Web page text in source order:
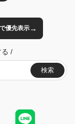
優先表示→
/
検索